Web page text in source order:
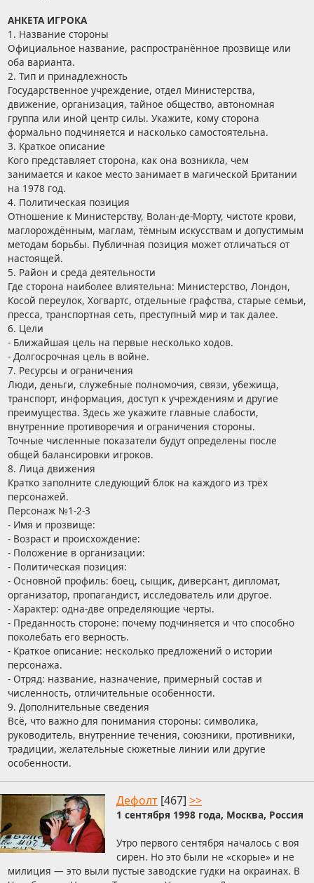
АНКЕТА ИГРОКА
1. Название стороны
Официальное название, распространённое прозвище или
оба варианта.
2. Тип и принадлежность
Государственное учреждение, отдел Министерства,
движение, организация, тайное общество, автономная
группа или иной центр силы. Укажите, кому сторона
формально подчиняется и насколько самостоятельна.
3. Краткое описание
Кого представляет сторона, как она возникла, чем
занимается и какое место занимает в магической Британии
на 1978 год.
4. Политическая позиция
Отношение к Министерству, Волан-де-Морту, чистоте крови,
маглорождённым, маглам, тёмным искусствам и допустимым
методам борьбы. Публичная позиция может отличаться от
настоящей.
5. Район и среда деятельности
Где сторона наиболее влиятельна: Министерство, Лондон,
Косой переулок, Хогвартс, отдельные графства, старые семьи,
пресса, транспортная сеть, преступный мир и так далее.
6. Цели
- Ближайшая цель на первые несколько ходов.
- Долгосрочная цель в войне.
7. Ресурсы и ограничения
Люди, деньги, служебные полномочия, связи, убежища,
транспорт, информация, доступ к учреждениям и другие
преимущества. Здесь же укажите главные слабости,
внутренние противоречия и ограничения стороны.
Точные численные показатели будут определены после
общей балансировки игроков.
8. Лица движения
Кратко заполните следующий блок на каждого из трёх
персонажей.
Персонаж №1-2-3
- Имя и прозвище:
- Возраст и происхождение:
- Положение в организации:
- Политическая позиция:
- Основной профиль: боец, сыщик, диверсант, дипломат,
организатор, пропагандист, исследователь или другое.
- Характер: одна-две определяющие черты.
- Преданность стороне: почему подчиняется и что способно
поколебать его верность.
- Краткое описание: несколько предложений о истории
персонажа.
- Отряд: название, назначение, примерный состав и
численность, отличительные особенности.
9. Дополнительные сведения
Всё, что важно для понимания стороны: символика,
руководитель, внутренние течения, союзники, противники,
традиции, желательные сюжетные линии или другие
особенности.
Дефолт [467] >>
1 сентября 1998 года, Москва, Россия
Утро первого сентября началось с воя
сирен. Но это были не «скорые» и не
милиция — это выли пустые заводские гудки на окраинах. В